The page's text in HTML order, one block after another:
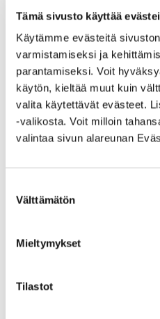
Tämä sivusto käyttää
Käytämme evästeitä
varmistamiseksi ja
parantamiseksi. Voit
käytön, kieltää muut kuin
valita käytettävät evästeet.
-valikosta. Voit milloin
valintaa sivun alareunan
valinta
Välttämätön
Mieltymykset
Tilastot
helmikuu 2024
joulukuu 2023
elokuu 2023
kesäkuu 2023
maaliskuu 2023
joulukuu 2022
syyskuu 2022